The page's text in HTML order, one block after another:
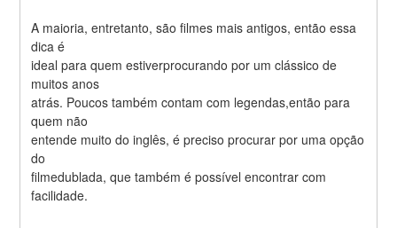
A maioria, entretanto, são filmes mais antigos, então essa
dica é
ideal para quem estiverprocurando por um clássico de
muitos anos
atrás. Poucos também contam com legendas,então para
quem não
entende muito do inglês, é preciso procurar por uma opção
do
filmedublada, que também é possível encontrar com
facilidade.